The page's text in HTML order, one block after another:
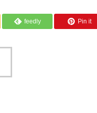
feedly Pin it